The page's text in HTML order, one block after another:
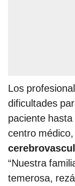
Los
dificultades
paciente
centro
“Nuestra
temerosa,